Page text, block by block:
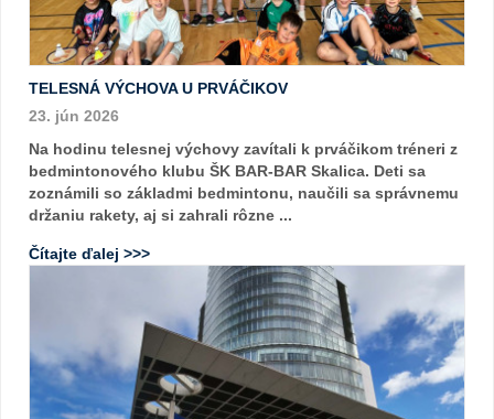
TELESNÁ VÝCHOVA U PRVÁČIKOV
23. jún 2026
Na hodinu telesnej výchovy zavítali k prváčikom tréneri z
bedmintonového klubu ŠK BAR-BAR Skalica. Deti sa
zoznámili so základmi bedmintonu, naučili sa správnemu
držaniu rakety, aj si zahrali rôzne ...
Čítajte ďalej >>>